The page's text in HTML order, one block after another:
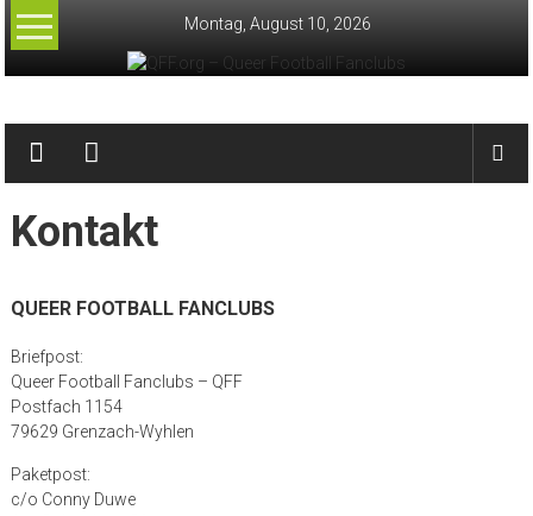
Zum
Inhalt
Montag, August 10, 2026
QFF.org
–
Queer
Fanclubs
Kontakt
QUEER FOOTBALL FANCLUBS
Briefpost:
Queer Football Fanclubs – QFF
Postfach 1154
79629 Grenzach-Wyhlen
Paketpost:
c/o Conny Duwe